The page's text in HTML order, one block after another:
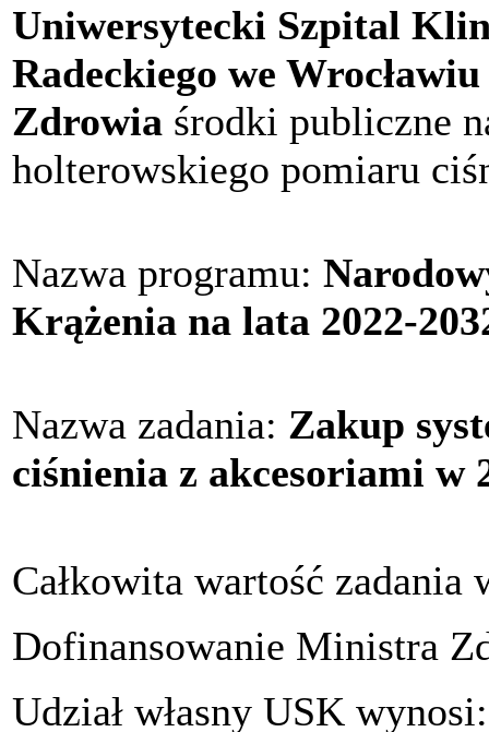
Uniwersytecki Szpital
Radeckiego we Wrocławiu
Zdrowia środki publiczne
holterowskiego pomiaru
Nazwa programu:
Krążenia na lata 2022-
Nazwa zadania: Zakup
ciśnienia z akcesoriami w
Całkowita wartość zadania
Dofinansowanie Ministra
Udział własny USK